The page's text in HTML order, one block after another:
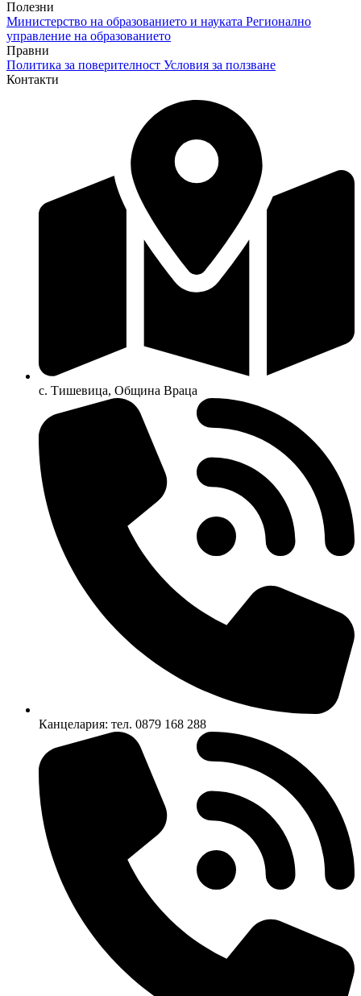
Полезни
Министерство на образованието и науката Регионално
управление на образованието
Правни
Политика за поверителност Условия за ползване
Контакти
с. Тишевица, Община Враца
Канцелария: тел. 0879 168 288